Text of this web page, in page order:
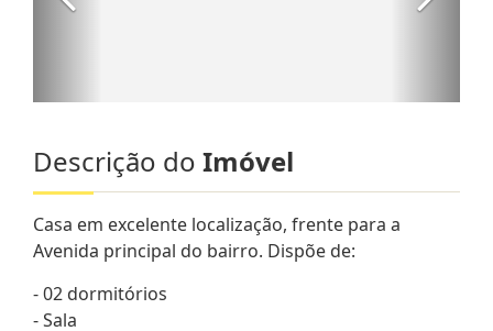
Descrição do Imóvel
Casa em excelente localização, frente para a
Avenida principal do bairro. Dispõe de:
- 02 dormitórios
- Sala